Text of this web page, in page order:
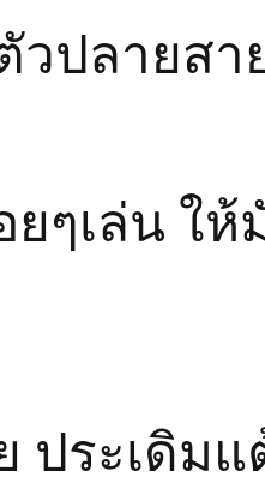
วปลายส
ยๆเล่น ใ
ประเดิม